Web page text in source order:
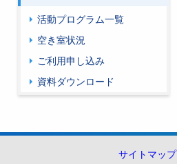
活動プログラム一覧
空き室状況
ご利用申し込み
資料ダウンロード
サイトマップ